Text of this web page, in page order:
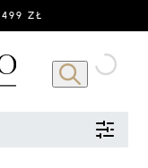
499 ZŁ